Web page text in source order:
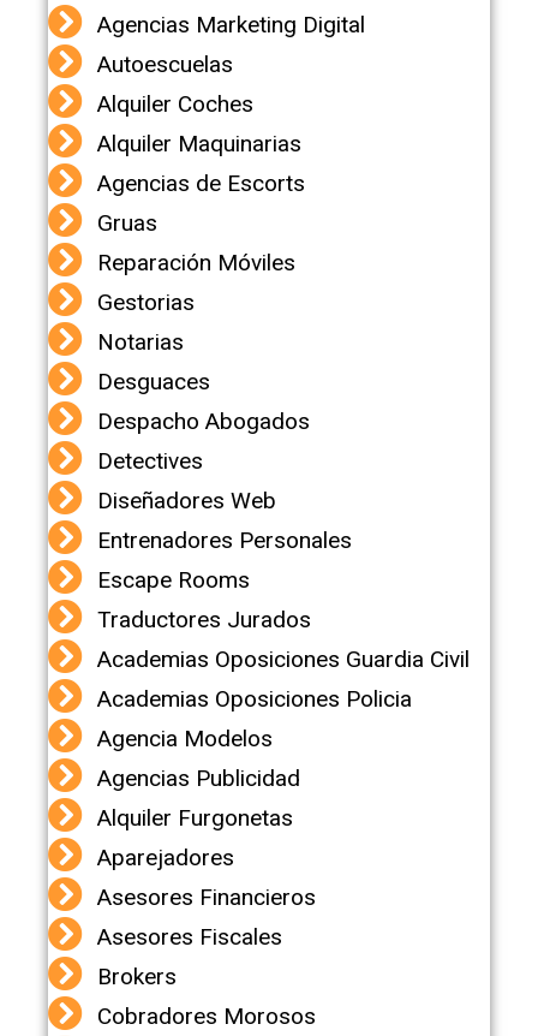
Agencias Marketing Digital
Autoescuelas
Alquiler Coches
Alquiler Maquinarias
Agencias de Escorts
Gruas
Reparación Móviles
Gestorias
Notarias
Desguaces
Despacho Abogados
Detectives
Diseñadores Web
Entrenadores Personales
Escape Rooms
Traductores Jurados
Academias Oposiciones Guardia Civil
Academias Oposiciones Policia
Agencia Modelos
Agencias Publicidad
Alquiler Furgonetas
Aparejadores
Asesores Financieros
Asesores Fiscales
Brokers
Cobradores Morosos